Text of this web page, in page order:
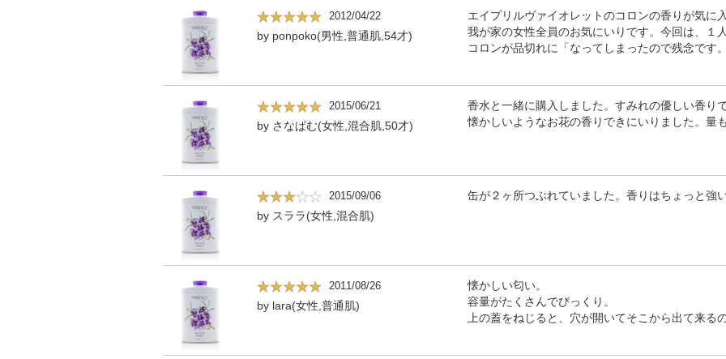
2012/04/22
by ponpoko(男性,普通肌,54才)
エイプリルヴァイオレットのコロンの香りが気に
我が家の女性全員のお気にいりです。今回は、１
コロンが品切れに「なってしまったので残念です。
2015/06/21
by さなぱむ(女性,混合肌,50才)
香水と一緒に購入しました。すみれの優しい香り
懐かしいようなお花の香りできにいりました。量
2015/09/06
by スララ(女性,混合肌)
缶が２ヶ所つぶれていました。香りはちょっと強
2011/08/26
by lara(女性,普通肌)
懐かしい匂い。
容量がたくさんでびっくり。
上の蓋をねじると、穴が開いてそこから出て来る